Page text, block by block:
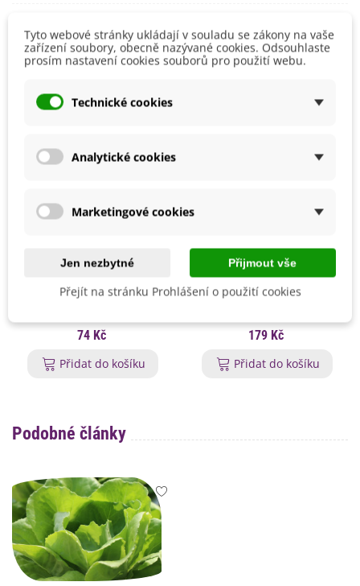
Mohlo by se také hodit
Jmenovky ve tvaru listu -
zelené - pěstební pomůcky -
74 Kč
Přidat do košíku
Kristalon start - Agro -
pevné hnojivo - 500 g
179 Kč
Přidat do košíku
Podobné články
Tyto webové stránky ukládají v souladu se zákony na vaše
zařízení soubory, obecně nazývané cookies. Odsouhlaste
prosím nastavení cookies souborů pro použití webu.
Technické cookies
Analytické cookies
Marketingové cookies
Jen nezbytné Přijmout vše
Přejít na stránku Prohlášení o použití cookies